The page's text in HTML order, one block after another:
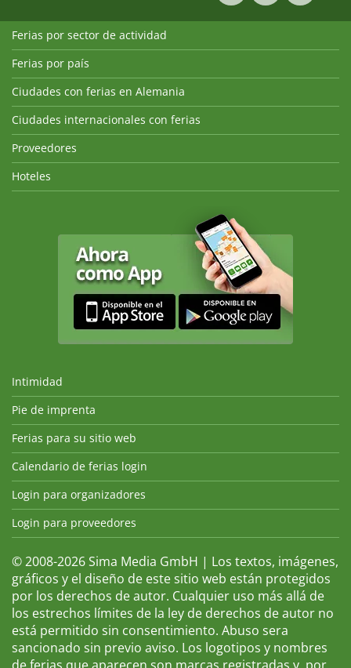
Ferias por sector de actividad
Ferias por país
Ciudades con ferias en Alemania
Ciudades internacionales con ferias
Proveedores
Hoteles
Intimidad
Pie de imprenta
Ferias para su sitio web
Calendario de ferias login
Login para organizadores
Login para proveedores
© 2008-2026 Sima Media GmbH | Los textos, imágenes,
gráficos y el diseño de este sitio web están protegidos
por los derechos de autor. Cualquier uso más allá de
los estrechos límites de la ley de derechos de autor no
está permitido sin consentimiento. Abuso sera
sancionado sin previo aviso. Los logotipos y nombres